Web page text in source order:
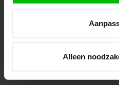
Alleen
Houthandel van
en leveren wij in Nederland,